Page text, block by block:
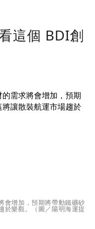
這個 BDI創
會增加，預期將帶動鐵礦砂
於樂觀。（圖／陽明海運提